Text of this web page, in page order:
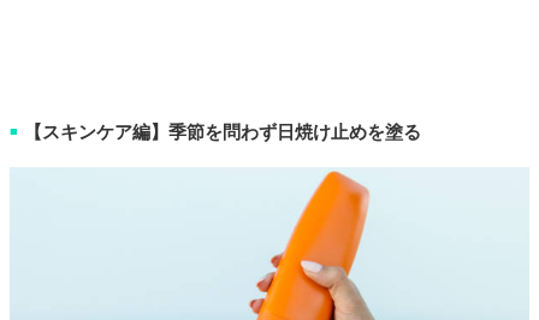
■ 【スキンケア編】季節を問わず日焼け止めを塗る